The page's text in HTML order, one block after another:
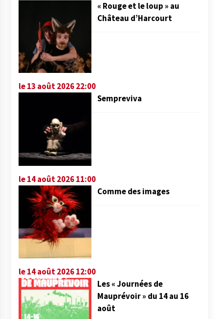
« Rouge et le loup » au
Château d’Harcourt
le 13 août 2026 22:00
Sempreviva
le 14 août 2026 11:00
Comme des images
le 14 août 2026 12:00
Les « Journées de
Mauprévoir » du 14 au 16
août